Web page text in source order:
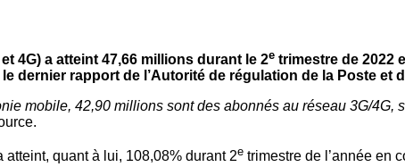
4G) a atteint 47,66 millions durant le 2e trimestre de 2022
dernier rapport de l’Autorité de régulation de la Poste
mobile, 42,90 millions sont des abonnés au réseau 3G/
quant à lui, 108,08% durant 2e trimestre de l’année en